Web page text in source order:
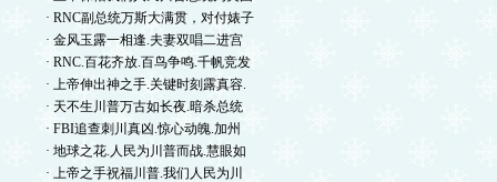
· RNC副总统万斯大满贯，对付婊子
· 金风玉露一相逢.夫妻双唱二进宫
· RNC.百花齐放.百鸟争鸣.千帆竞发
· 上帝伸出神之手.关键时刻露真容.
· 天不生川普万古如长夜.暗杀总统
· FBI追查刺川真凶.惊心动魄.加州
· 地球之花.人民为川普而战.慧眼如
· 上帝之手祝福川普.我们人民为川